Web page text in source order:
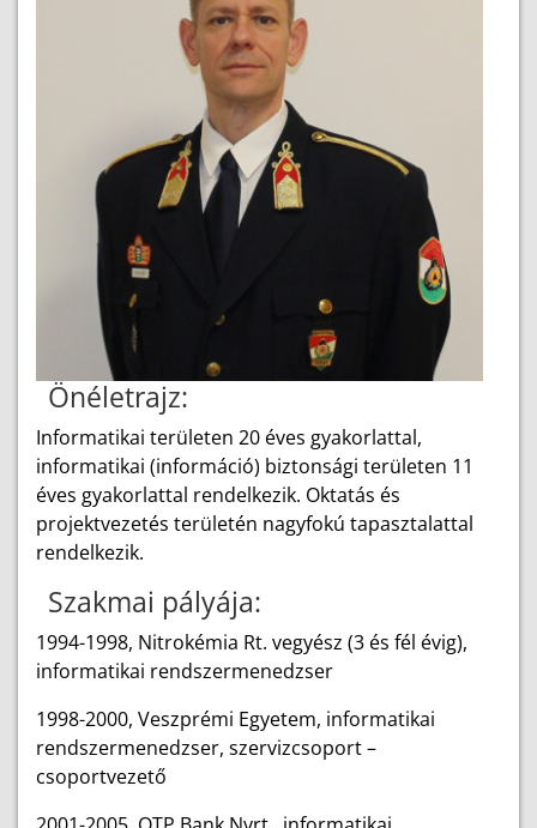
Önéletrajz:
Informatikai területen 20 éves gyakorlattal,
informatikai (információ) biztonsági területen 11
éves gyakorlattal rendelkezik. Oktatás és
projektvezetés területén nagyfokú tapasztalattal
rendelkezik.
Szakmai pályája:
1994-1998, Nitrokémia Rt. vegyész (3 és fél évig),
informatikai rendszermenedzser
1998-2000, Veszprémi Egyetem, informatikai
rendszermenedzser, szervizcsoport –
csoportvezető